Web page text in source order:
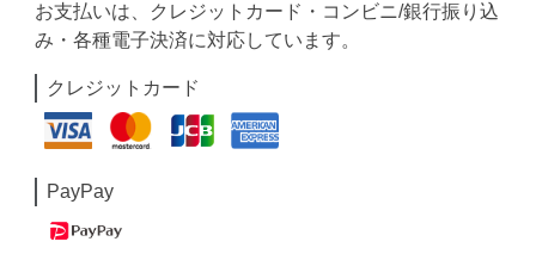
お支払いは、クレジットカード・コンビニ/銀行振り込
み・各種電子決済に対応しています。
クレジットカード
PayPay